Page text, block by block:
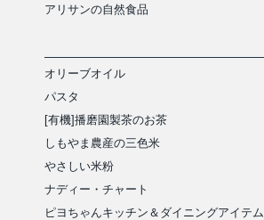
アリサンの自然食品
オリーブオイル
パスタ
[有機]播磨園製茶のお茶
しもやま農産の三色米
やさしい米粉
ナディー・チャート
ピヨちゃんキッチン＆ダイニングアイテム